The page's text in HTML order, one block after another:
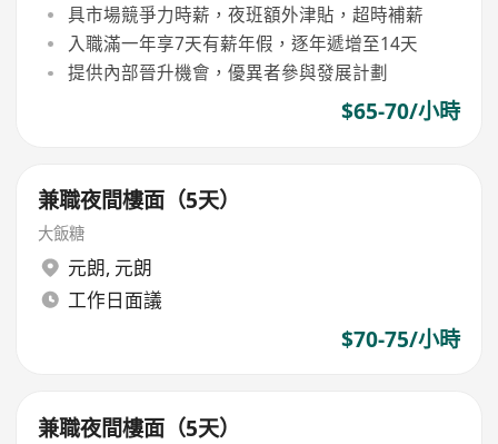
具市場競爭力時薪，夜班額外津貼，超時補薪
入職滿一年享7天有薪年假，逐年遞增至14天
提供內部晉升機會，優異者參與發展計劃
$65-70/小時
兼職夜間樓面（5天）
大飯糖
元朗, 元朗
工作日面議
$70-75/小時
兼職夜間樓面（5天）